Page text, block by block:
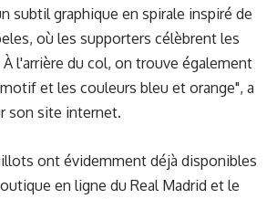
subtil graphique en spirale inspiré de
où les supporters célèbrent les
l'arrière du col, on trouve également
et les couleurs bleu et orange", a
son site internet.
ont évidemment déjà disponibles
en ligne du Real Madrid et le